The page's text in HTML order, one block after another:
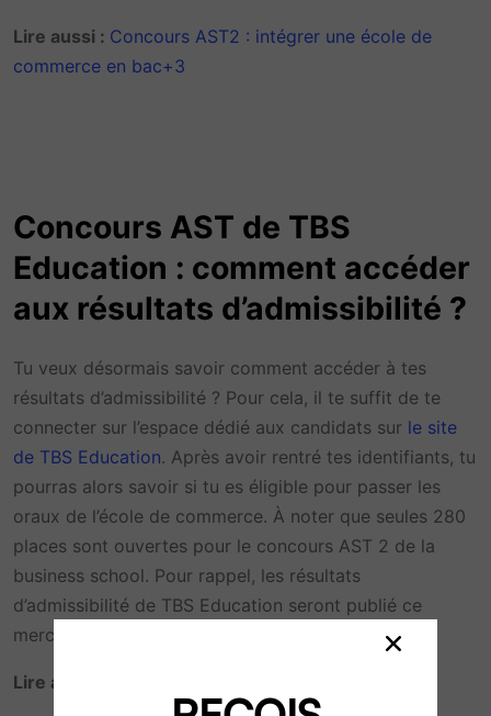
Lire aussi : Concours AST2 : intégrer une école de
commerce en bac+3
Concours AST de TBS
Education : comment accéder
aux résultats d’admissibilité ?
Tu veux désormais savoir comment accéder à tes
résultats d’admissibilité ? Pour cela, il te suffit de te
connecter sur l’espace dédié aux candidats sur le site
de TBS Education. Après avoir rentré tes identifiants, tu
pourras alors savoir si tu es éligible pour passer les
oraux de l’école de commerce. À noter que seules 280
places sont ouvertes pour le concours AST 2 de la
business school. Pour rappel, les résultats
d’admissibilité de TBS Education seront publié ce
mercredi 10 mai à 10h.
Lire aussi